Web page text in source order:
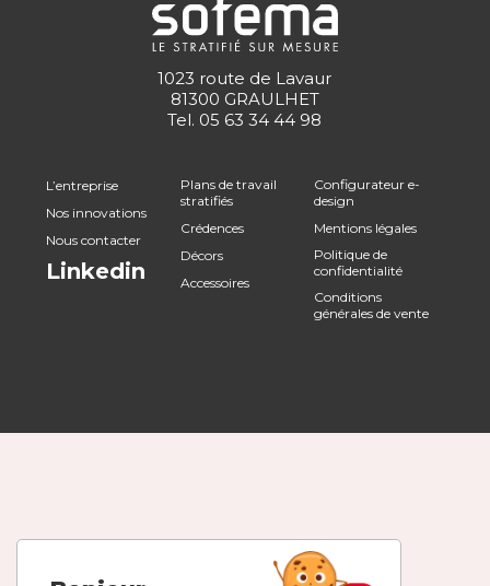
1023 route de Lavaur
81300 GRAULHET
Tel. 05 63 34 44 98
L’entreprise
Nos innovations
Nous contacter
Linkedin
Plans de travail
stratifiés
Crédences
Décors
Accessoires
Configurateur e-
design
Mentions légales
Politique de
confidentialité
Conditions
générales de vente